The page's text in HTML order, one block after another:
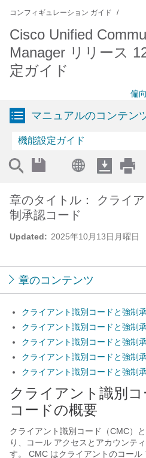
コンフィギュレーション ガイド
Cisco Unified
Manager リリース
定ガイド
偏
マニュアルのコンテン
機能設定ガイド
Updated: 2025年10月13日月曜日
章のタイトル： クライ
制承認コード
章のコンテンツ
クライアント識別コードと強制
クライアント識別コードと強制
クライアント識別コードと強制
クライアント識別コードと強制
クライアント識別コードと強制
クライアント識別
コードの概要
クライアント識別コード（CMC）
り、コール アクセスとアカウンテ
す。 CMC はクライアントのコー